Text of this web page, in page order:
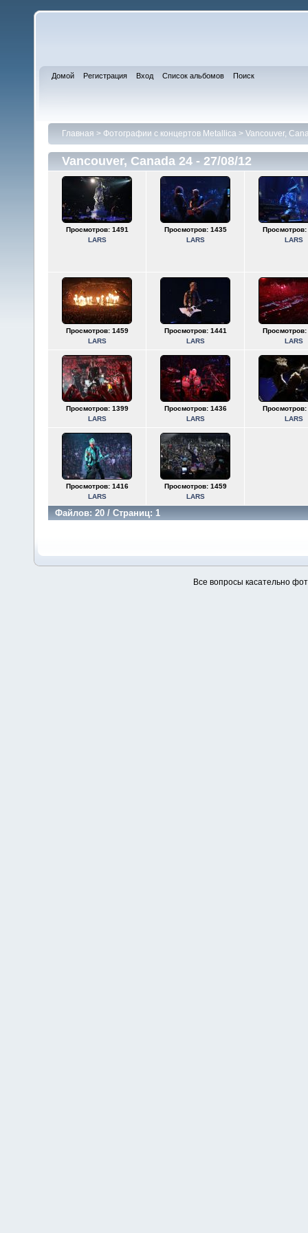
Домой Регистрация Вход Список альбомов Поиск
Главная > Фотографии с концертов Metallica > Vancouver,
Vancouver, Canada 24 - 27/08/12
Просмотров: 1491
LARS
Просмотров: 1435
LARS
Просмотров:
LARS
Просмотров: 1459
LARS
Просмотров: 1441
LARS
Просмотров:
LARS
Просмотров: 1399
LARS
Просмотров: 1436
LARS
Просмотров:
LARS
Просмотров: 1416
LARS
Просмотров: 1459
LARS
Файлов: 20 / Страниц: 1
Все вопросы касательно